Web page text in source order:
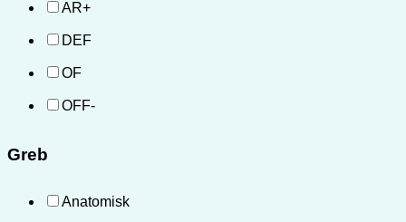
AR+
DEF
OF
OFF-
Greb
Anatomisk